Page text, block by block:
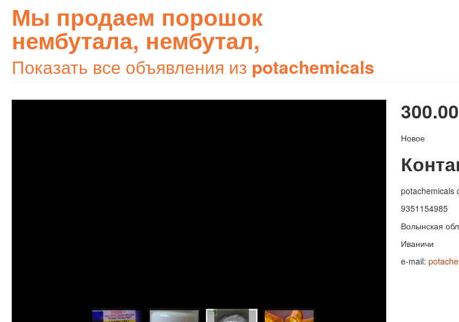
Мы продаем порошок
нембутала, нембутал,
Показать все объявления из potachemicals
Новое
potachemicals
9351154985
Волынская
Иваничи
e-mail: